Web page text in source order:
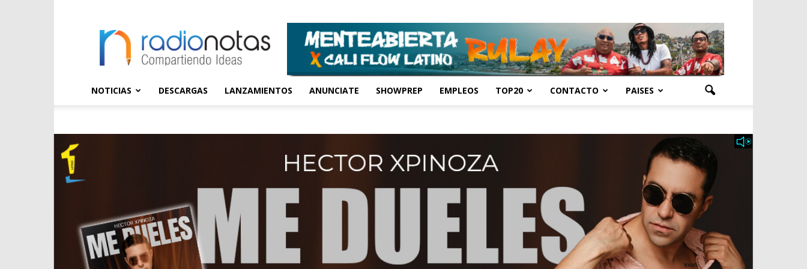
NOTICIAS DESCARGAS LANZAMIENTOS ANUNCIATE SHOWPREP EMPLEOS TOP20 CONTACTO PAISES